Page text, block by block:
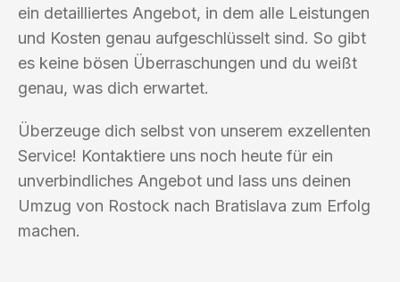
ein detailliertes Angebot, in dem alle Leistungen
und Kosten genau aufgeschlüsselt sind. So gibt
es keine bösen Überraschungen und du weißt
genau, was dich erwartet.
Überzeuge dich selbst von unserem exzellenten
Service! Kontaktiere uns noch heute für ein
unverbindliches Angebot und lass uns deinen
Umzug von Rostock nach Bratislava zum Erfolg
machen.